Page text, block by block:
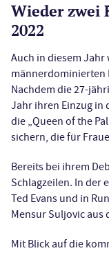
Wieder zwei
2022
Auch in diesem
männerdominierten
Nachdem die 27-
Jahr ihren Einzug in
die „Queen of the
sichern, die für
Bereits bei ihrem
Schlagzeilen. In der
Ted Evans und in
Mensur Suljovic aus
Mit Blick auf die